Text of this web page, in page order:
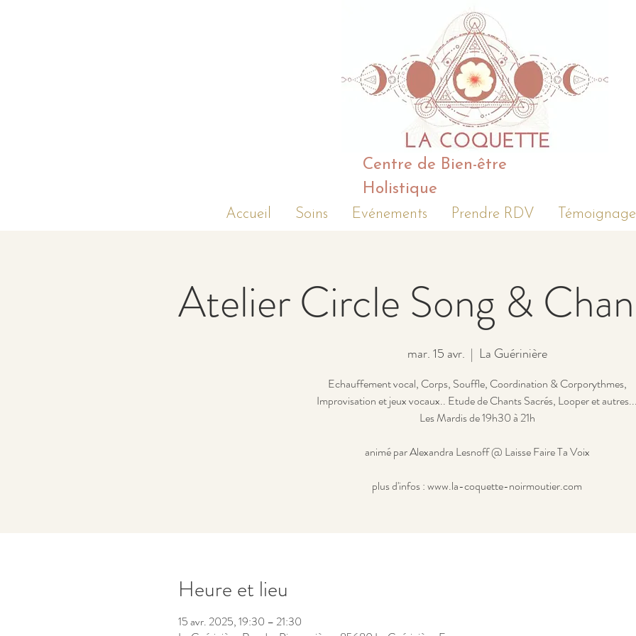
Centre de Bien-être
Holistique
Accueil Soins Evénements Prendre RDV
Atelier Circle Song &
mar. 15 avr.
  |
La Guérinière
Echauffement vocal, Corps, Souffle, Coordination & Corporythmes,
Improvisation et jeux vocaux.. Etude de Chants Sacrés, Looper et
Les Mardis de 19h30 à 21h
animé par Alexandra Lesnoff @ Laisse Faire Ta Voix
plus d'infos : www.la-coquette-noirmoutier.com
Heure et lieu
15 avr. 2025, 19:30 – 21:30